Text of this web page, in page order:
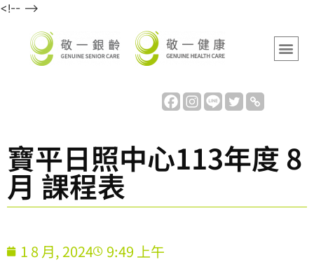
<!-- -->
寶平日照中心113年度 8
月 課程表
1 8 月, 2024 9:49 上午